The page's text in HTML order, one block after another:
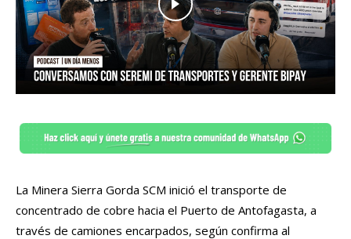
La Minera Sierra Gorda SCM inició el transporte de
concentrado de cobre hacia el Puerto de Antofagasta, a
través de camiones encarpados, según confirma al